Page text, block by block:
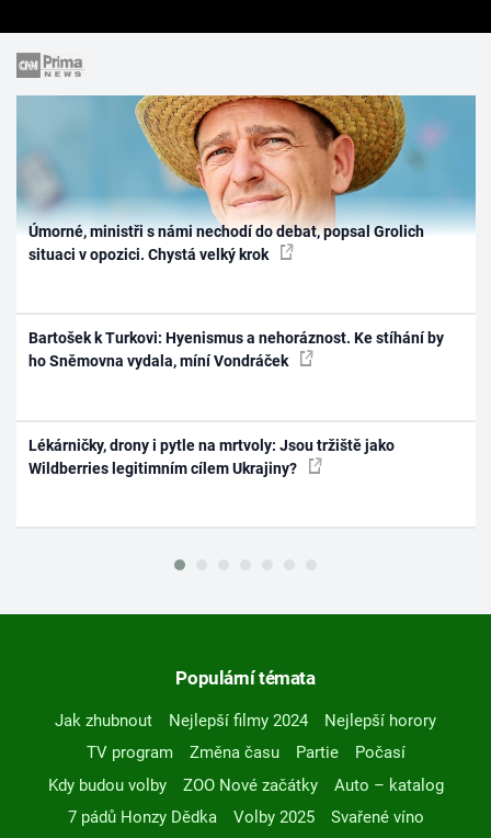
Úmorné, ministři s námi nechodí do debat, popsal Grolich
situaci v opozici. Chystá velký krok
Bartošek k Turkovi: Hyenismus a nehoráznost. Ke stíhání by
ho Sněmovna vydala, míní Vondráček
Lékárničky, drony i pytle na mrtvoly: Jsou tržiště jako
Wildberries legitimním cílem Ukrajiny?
Populární témata
Jak zhubnout Nejlepší filmy 2024
Nejlepší horory
TV program
Změna času Partie
Počasí
Kdy budou volby
ZOO Nové začátky
Auto – katalog
7 pádů Honzy Dědka
Volby 2025
Svařené víno